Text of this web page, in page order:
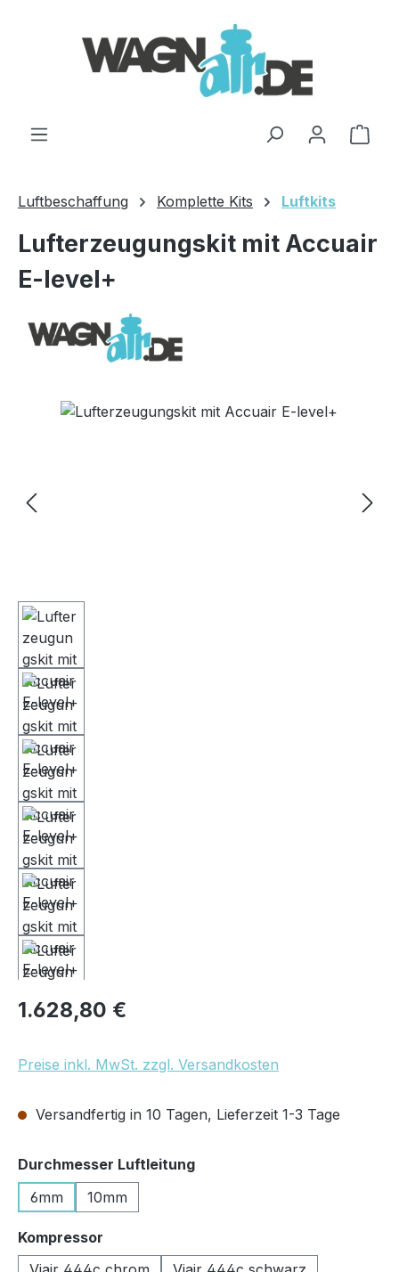
Luftbeschaffung Komplette Kits Luftkits
Lufterzeugungskit mit Accuair
E-level+
Bildergalerie überspringen
Regulärer Preis:
1.628,80 €
Preise inkl. MwSt. zzgl. Versandkosten
Versandfertig in 10 Tagen, Lieferzeit 1-3 Tage
Durchmesser Luftleitungauswählen
6mm
10mm
Kompressor